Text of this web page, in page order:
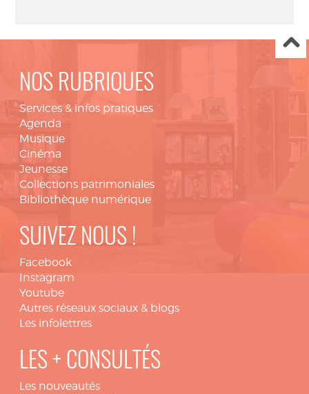
NOS RUBRIQUES
Services & infos pratiques
Agenda
Musique
Cinéma
Jeunesse
Collections patrimoniales
Bibliothèque numérique
SUIVEZ NOUS !
Facebook
Instagram
Youtube
Autres réseaux sociaux & blogs
Les infolettres
LES + CONSULTÉS
Les nouveautés